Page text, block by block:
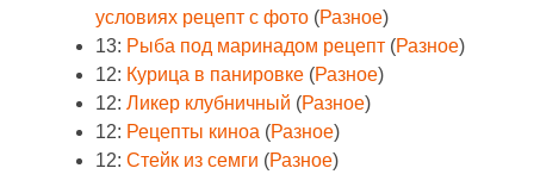
условиях рецепт с фото (Разное)
13: Рыба под маринадом рецепт (Разное)
12: Курица в панировке (Разное)
12: Ликер клубничный (Разное)
12: Рецепты киноа (Разное)
12: Стейк из семги (Разное)